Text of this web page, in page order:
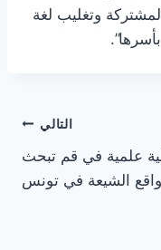
وتغليب لغة
التالي
علمية في قم تبحث
واقع الشيعة في تونس